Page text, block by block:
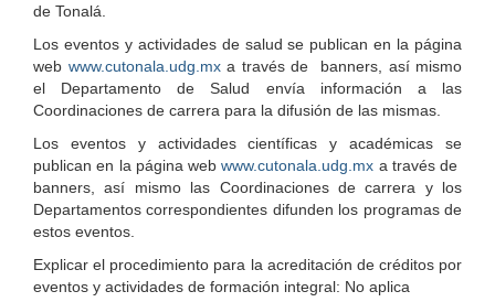
de Tonalá.
Los eventos y actividades de salud se publican en la página
web www.cutonala.udg.mxa través de banners, así mismo
el Departamento de Salud envía información a las
Coordinaciones de carrera para la difusión de las mismas.
Los eventos y actividades científicas y académicas se
publican en la página webwww.cutonala.udg.mx a través de
banners, así mismo las Coordinaciones de carrera y los
Departamentos correspondientes difunden los programas de
estos eventos.
Explicar el procedimiento para la acreditación de créditos por
eventos y actividades de formación integral: No aplica